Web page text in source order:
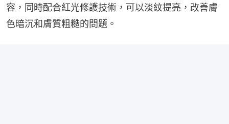
容，同時配合紅光修護技術，可以淡紋提亮，改善膚
色暗沉和膚質粗糙的問題。